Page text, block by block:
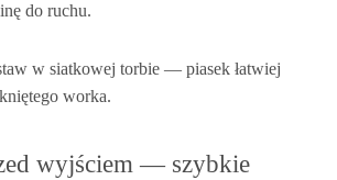
do ruchu.
w siatkowej torbie — piasek łatwiej
worka.
wyjściem — szybkie